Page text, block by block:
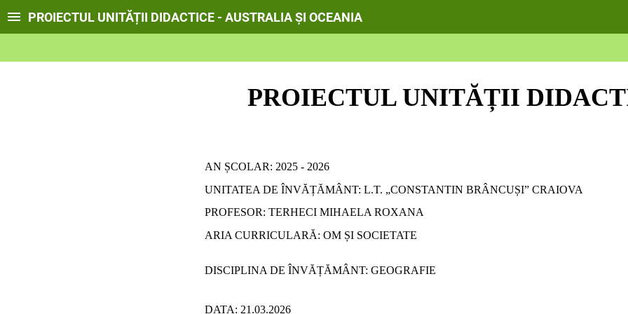
PROIECTUL UNITĂȚII DIDACTICE - AUSTRALIA ȘI OCEANIA
PROIECTUL UNITĂȚII
AN ȘCOLAR: 2025 - 2026
UNITATEA DE ÎNVĂȚĂMÂNT: L.T. „CONSTANTIN BRÂNCUȘI” CRAIOVA
PROFESOR: TERHECI MIHAELA ROXANA
ARIA CURRICULARĂ: OM ȘI SOCIETATE
DISCIPLINA DE ÎNVĂȚĂMÂNT: GEOGRAFIE
DATA: 21.03.2026